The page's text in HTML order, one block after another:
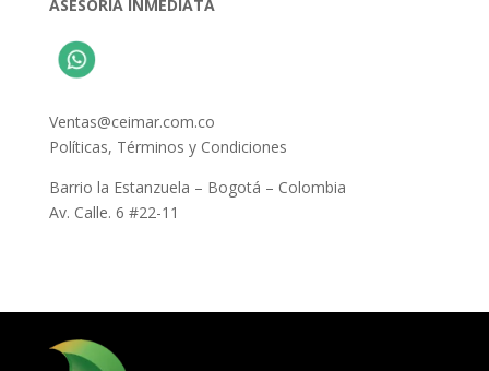
ASESORIA INMEDIATA
Ventas@ceimar.com.co
Políticas, Términos y Condiciones
Barrio la Estanzuela – Bogotá – Colombia
Av. Calle. 6 #22-11